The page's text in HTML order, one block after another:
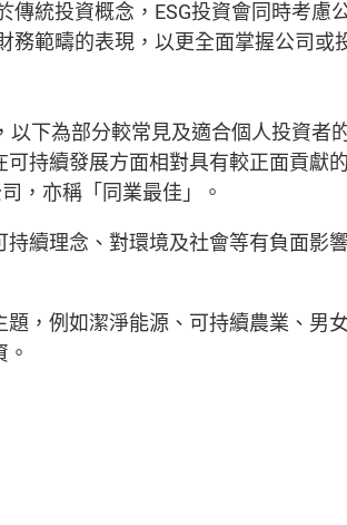
統投資概念，ESG投資會同時考慮
務範疇的表現，以更全面掌握公司或
下為部分較常見及適合個人投資者
持續發展方面相對具有較正面貢獻
，亦稱「同業最佳」。
續理念、對環境及社會等有負面影
，例如潔淨能源、可持續農業、男